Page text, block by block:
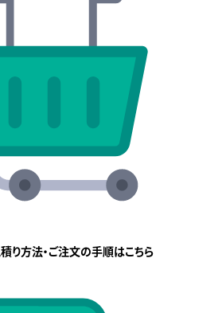
り方法・ご注文の手順はこちら